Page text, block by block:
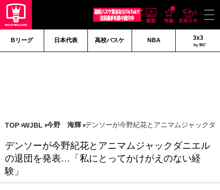
Bリーグ 日本代表 高校バスケ NBA 3x3
by 361°
TOP WJBL 今野 海輝 デンソーが今野紀花とアニマムジャック
デンソーが今野紀花とアニマムジャックダニエル
の退団を発表…「私にとってかけがえのない経
験」